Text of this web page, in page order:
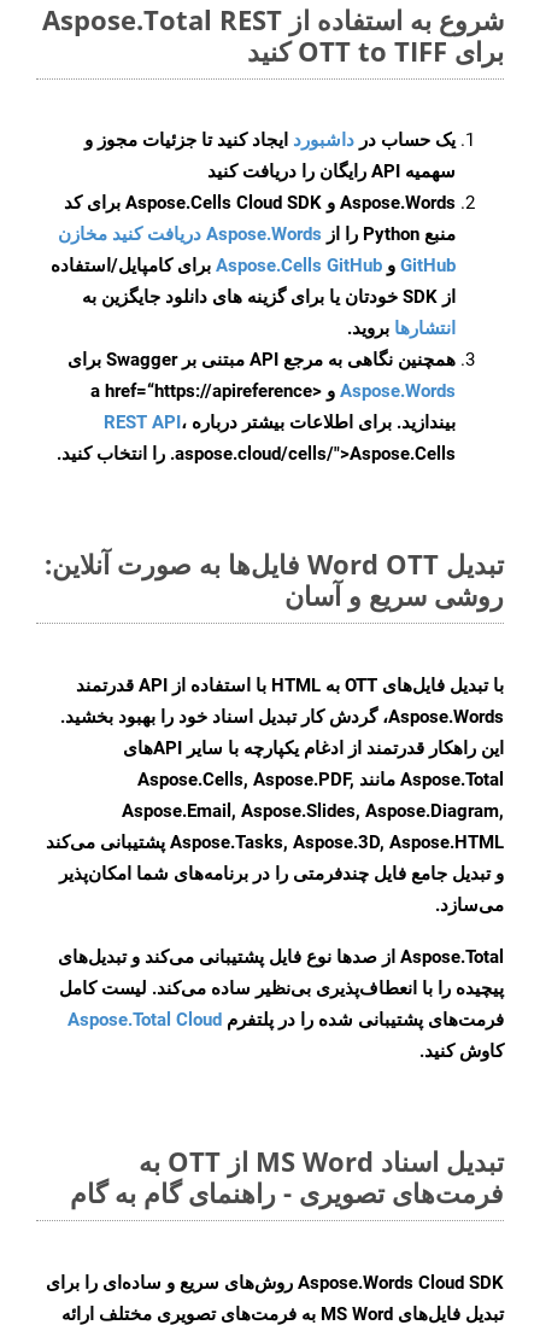
شروع به استفاده از Aspose.Total REST
برای OTT to TIFF کنید
یک حساب در داشبورد ایجاد کنید تا جزئیات مجوز و
سهمیه API رایگان را دریافت کنید
Aspose.Words و Aspose.Cells Cloud SDK برای کد
منبع Python را از
Aspose.Words دریافت کنید مخازن
GitHub و Aspose.Cells GitHub برای کامپایل/استفاده
از SDK خودتان یا برای گزینه های دانلود جایگزین به
انتشارها بروید.
همچنین نگاهی به مرجع API مبتنی بر Swagger برای
Aspose.Words
و <a href=“https://apireference
بیندازید. برای اطلاعات بیشتر درباره REST API،
.aspose.cloud/cells/">Aspose.Cells را انتخاب کنید.
تبدیل Word OTT فایل‌ها به صورت آنلاین:
روشی سریع و آسان
با تبدیل فایل‌های OTT به HTML با استفاده از API قدرتمند
Aspose.Words، گردش کار تبدیل اسناد خود را بهبود بخشید.
این راهکار قدرتمند از ادغام یکپارچه با سایر APIهای
Aspose.Total مانند Aspose.Cells, Aspose.PDF,
Aspose.Email, Aspose.Slides, Aspose.Diagram,
Aspose.Tasks, Aspose.3D, Aspose.HTML پشتیبانی می‌کند
و تبدیل جامع فایل چندفرمتی را در برنامه‌های شما امکان‌پذیر
می‌سازد.
Aspose.Total از صدها نوع فایل پشتیبانی می‌کند و تبدیل‌های
پیچیده را با انعطاف‌پذیری بی‌نظیر ساده می‌کند. لیست کامل
فرمت‌های پشتیبانی شده را در پلتفرم Aspose.Total Cloud
کاوش کنید.
تبدیل اسناد MS Word از OTT به
فرمت‌های تصویری - راهنمای گام به گام
Aspose.Words Cloud SDK روش‌های سریع و ساده‌ای را برای
تبدیل فایل‌های MS Word به فرمت‌های تصویری مختلف ارائه